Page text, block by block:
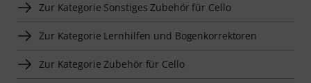
Zur Kategorie Sonstiges Zubehör für Cello
Zur Kategorie Lernhilfen und Bogenkorrektoren
Zur Kategorie Zubehör für Cello